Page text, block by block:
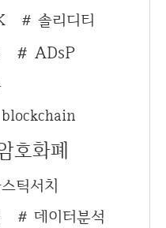
솔리디티
ADsP
blockchain
호화폐
틱서치
데이터분석